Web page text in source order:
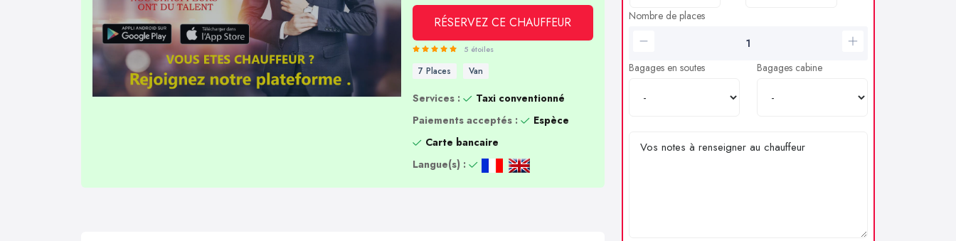
RÉSERVEZ CE CHAUFFEUR
5 étoiles
7 Places Van
Services :
Taxi conventionné
Paiements acceptés :
Espèce
Carte bancaire
Langue(s) :
Nombre de places
Bagages en soutes Bagages cabine